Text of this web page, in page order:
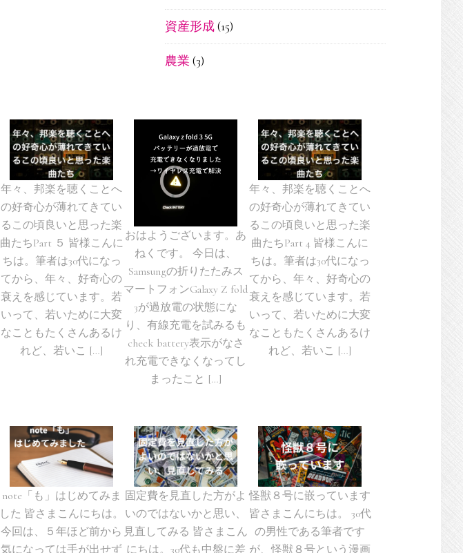
資産形成(15)
農業 (3)
年々、邦楽を聴くことへ
の好奇心が薄れてきてい
るこの頃良いと思った楽
曲たちPart ５ 皆様こんに
ちは。筆者は30代になっ
てから、年々、好奇心の
衰えを感じています。若
いって、若いために大変
なこともたくさんあるけ
れど、若いこ […]
おはようございます。あ
ねくです。 今日は、
Samsungの折りたたみス
マートフォンGalaxy Z fold
3が過放電の状態にな
り、有線充電を試みるも
check battery表示がなさ
れ充電できなくなってし
まったこと […]
年々、邦楽を聴くことへ
の好奇心が薄れてきてい
るこの頃良いと思った楽
曲たちPart 4 皆様こんに
ちは。筆者は30代になっ
てから、年々、好奇心の
衰えを感じています。若
いって、若いために大変
なこともたくさんあるけ
れど、若いこ […]
note「も」はじめてみま
した 皆さまこんにちは。
今回は、５年ほど前から
気になっては手が出せず
固定費を見直した方がよ
いのではないかと思い、
見直してみる 皆さまこん
にちは。30代も中盤に差
怪獣８号に嵌っています
皆さまこんにちは。 30代
の男性である筆者です
が、怪獣８号という漫画